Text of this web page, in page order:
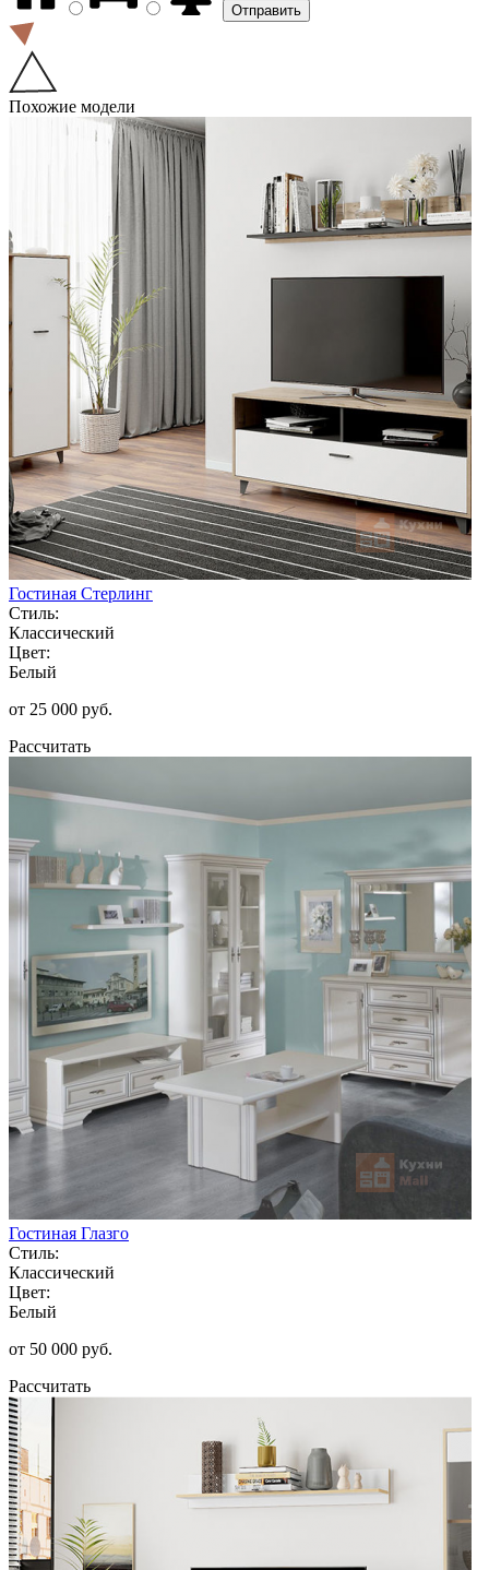
Похожие модели
Гостиная Стерлинг
Стиль:
Классический
Цвет:
Белый
от 25 000 руб.
Рассчитать
Гостиная Глазго
Стиль:
Классический
Цвет:
Белый
от 50 000 руб.
Рассчитать